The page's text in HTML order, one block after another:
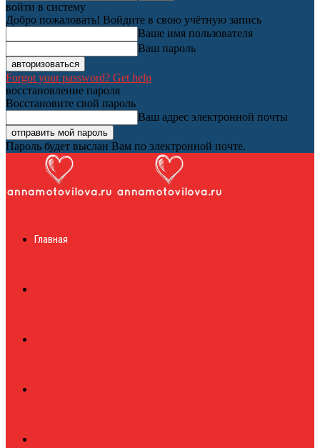
войти в систему
Добро пожаловать! Войдите в свою учётную запись
Ваше имя пользователя
Ваш пароль
Forgot your password? Get help
восстановление пароля
Восстановите свой пароль
Ваш адрес электронной почты
Пароль будет выслан Вам по электронной почте.
журналГлавная